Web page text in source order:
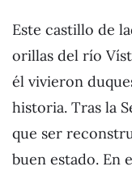
Este castillo de
orillas del río
él vivieron
historia. Tras la
que ser
buen estado. En